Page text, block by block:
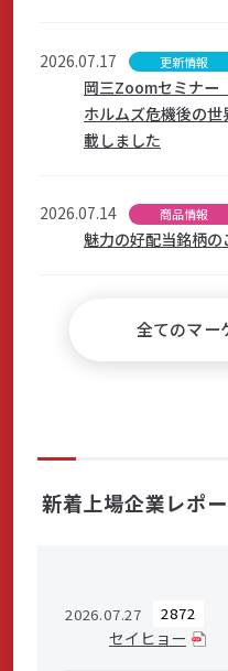
サポート・お手続き
会社案内
採用情報
サステナビリティ
お電話で
2026.07.17 更新情報
岡三Zoomセミナー
ホルムズ危機後の
載しました
2026.07.14 商品情報
魅力の好配当銘柄
全てのマー
新着上場企業レポ
2026.07.27 2872
セイヒョー